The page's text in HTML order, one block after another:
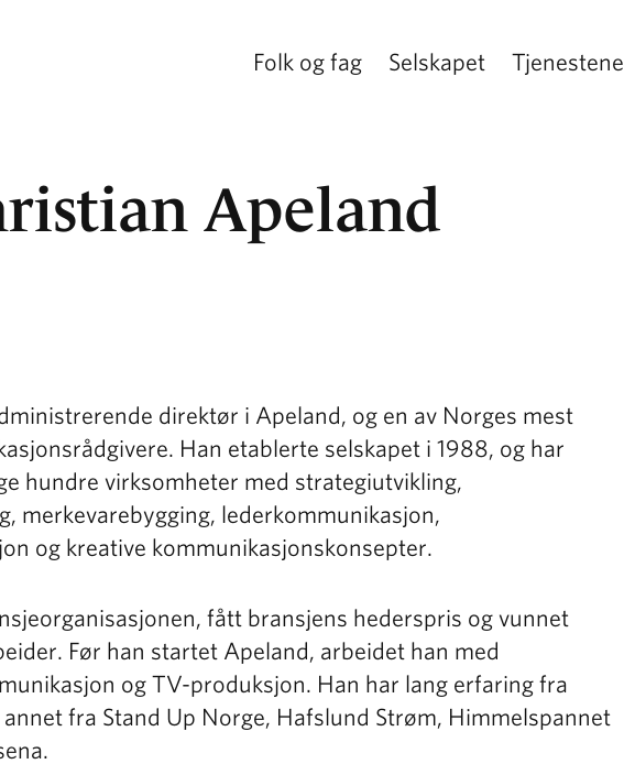
Folk og fag Selskapet Tjenestene
Apeland
direktør i Apeland, og en av Norges mest
Han etablerte selskapet i 1988, og har
hundre virksomheter med strategiutvikling,
merkevarebygging, lederkommunikasjon,
og kreative kommunikasjonskonsepter.
fått bransjens hederspris og vunnet
Før han startet Apeland, arbeidet han med
og TV-produksjon. Han har lang erfaring fra
fra Stand Up Norge, Hafslund Strøm, Himmelspannet